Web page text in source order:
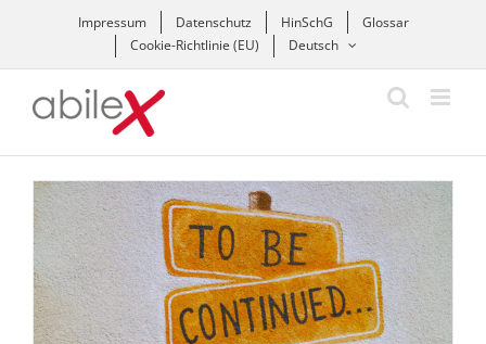
Impressum Datenschutz HinSchG
Glossar
Cookie-Richtlinie (EU)
Deutsch